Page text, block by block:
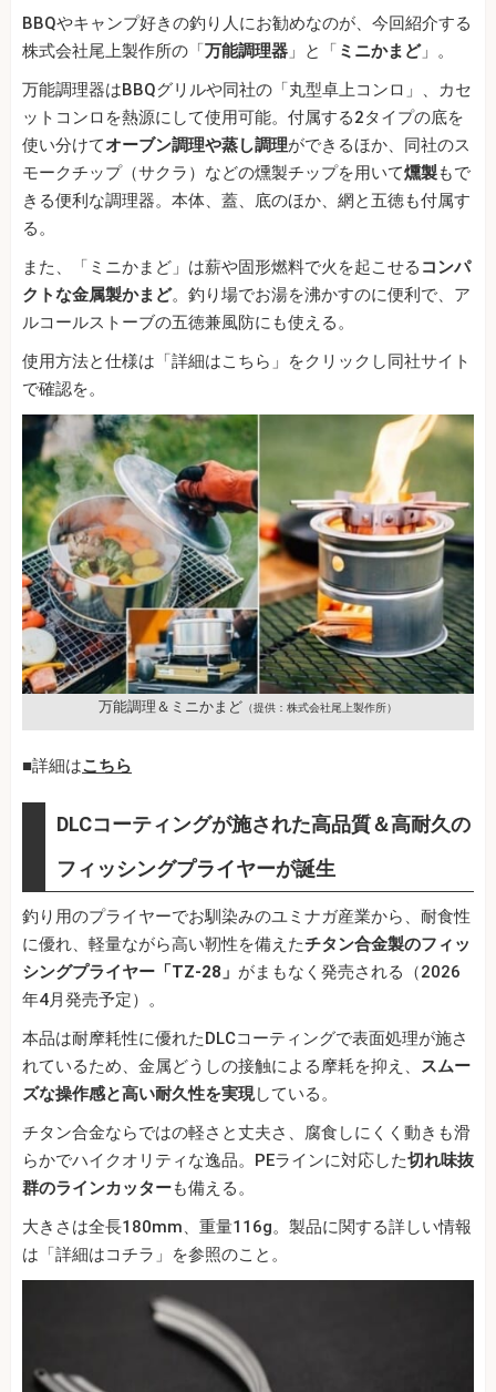
BBQやキャンプ好きの釣り人にお勧めなのが、今回紹介する
株式会社尾上製作所の「万能調理器 」と「 ミニかまど」。
万能調理器はBBQグリルや同社の「丸型卓上コンロ」、カセ
ットコンロを熱源にして使用可能。付属する2タイプの底を
使い分けてオーブン調理や蒸し調理ができるほか、同社のス
モークチップ（サクラ）などの燻製チップを用いて燻製もで
きる便利な調理器。本体、蓋、底のほか、網と五徳も付属す
る。
また、「ミニかまど」は薪や固形燃料で火を起こせる コンパ
クトな金属製かまど。釣り場でお湯を沸かすのに便利で、ア
ルコールストーブの五徳兼風防にも使える。
使用方法と仕様は「詳細はこちら」をクリックし同社サイト
で確認を。
万能調理＆ミニかまど （提供：株式会社尾上製作所）
■詳細はこちら
DLCコーティングが施された高品質＆高耐久の
フィッシングプライヤーが誕生
釣り用のプライヤーでお馴染みのユミナガ産業から、耐食性
に優れ、軽量ながら高い靭性を備えたチタン合金製のフィッ
シングプライヤー「TZ-28」 がまもなく発売される（2026
年4月発売予定）。
本品は耐摩耗性に優れたDLCコーティングで表面処理が施さ
れているため、金属どうしの接触による摩耗を抑え、 スムー
ズな操作感と高い耐久性を実現している。
チタン合金ならではの軽さと丈夫さ、腐食しにくく動きも滑
らかでハイクオリティな逸品。PEラインに対応した切れ味抜
群のラインカッターも備える。
大きさは全長180mm、重量116g。製品に関する詳しい情報
は「詳細はコチラ」を参照のこと。